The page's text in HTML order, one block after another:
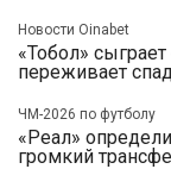
Новости Oinabet
«Тобол»
переживает
ЧМ-2026 по футболу
«Реал»
громкий